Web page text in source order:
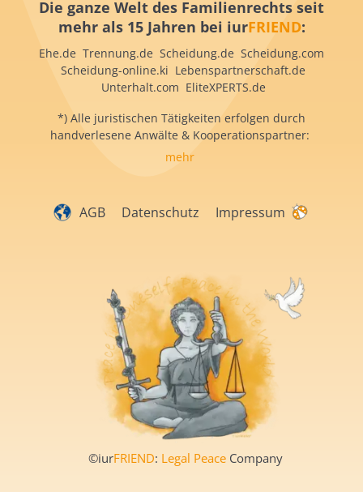
Die ganze Welt des Familienrechts seit
mehr als 15 Jahren bei iurFRIEND:
Ehe.de Trennung.de Scheidung.de Scheidung.com
Scheidung-online.ki Lebenspartnerschaft.de
Unterhalt.com EliteXPERTS.de
*) Alle juristischen Tätigkeiten erfolgen durch
handverlesene Anwälte & Kooperationspartner:
mehr
AGB Datenschutz Impressum
©iurFRIEND: Legal Peace Company